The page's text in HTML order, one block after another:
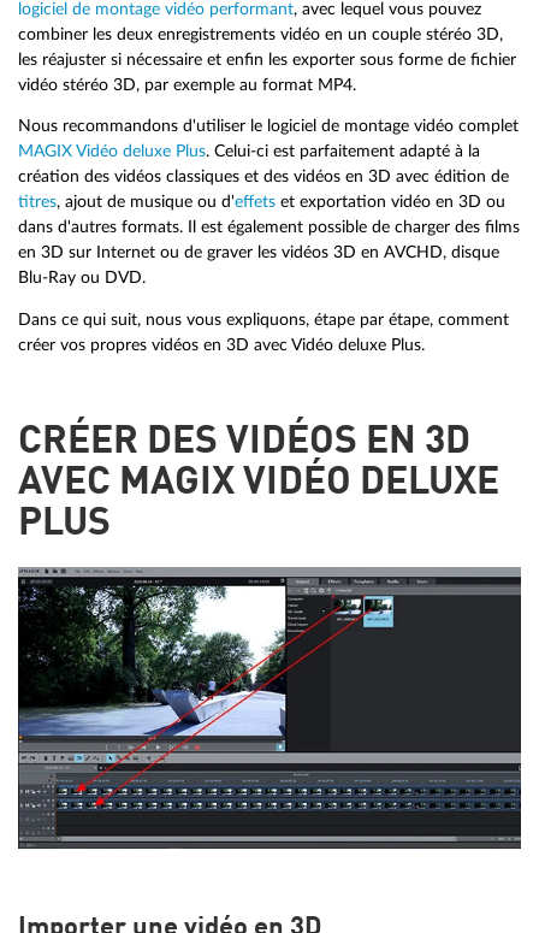
logiciel de montage vidéo performant, avec lequel vous pouvez
combiner les deux enregistrements vidéo en un couple stéréo 3D,
les réajuster si nécessaire et enfin les exporter sous forme de fichier
vidéo stéréo 3D, par exemple au format MP4.
Nous recommandons d'utiliser le logiciel de montage vidéo complet
MAGIX Vidéo deluxe Plus. Celui-ci est parfaitement adapté à la
création des vidéos classiques et des vidéos en 3D avec édition de
titres, ajout de musique ou d'effets et exportation vidéo en 3D ou
dans d'autres formats. Il est également possible de charger des films
en 3D sur Internet ou de graver les vidéos 3D en AVCHD, disque
Blu-Ray ou DVD.
Dans ce qui suit, nous vous expliquons, étape par étape, comment
créer vos propres vidéos en 3D avec Vidéo deluxe Plus.
CRÉER DES VIDÉOS EN 3D
AVEC MAGIX VIDÉO DELUXE
PLUS